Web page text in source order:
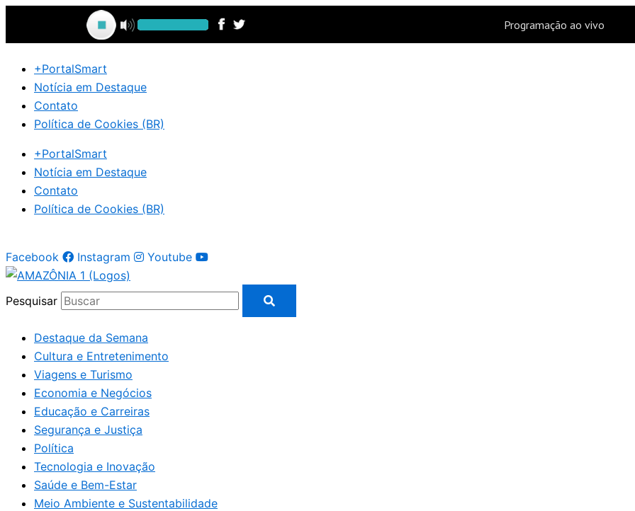
Ir
o
conteúdo+PortalSmart
Notícia em Destaque
Contato
Política de Cookies (BR)
+PortalSmart
Notícia em Destaque
Contato
Política de Cookies (BR)
Facebook Instagram Youtube
Pesquisar
Destaque da Semana
Cultura e Entretenimento
Viagens e Turismo
Economia e Negócios
Educação e Carreiras
Segurança e Justiça
Política
Tecnologia e Inovação
Saúde e Bem-Estar
Meio Ambiente e Sustentabilidade